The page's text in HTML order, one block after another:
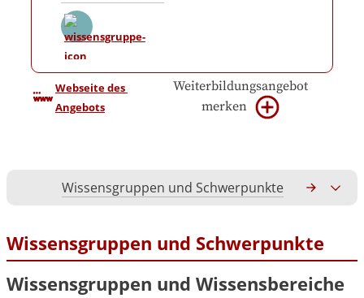
Webseite des
Angebots
Weiterbildungsangebot
merken
Wissensgruppen und Schwerpunkte
Wissensgruppen und Schwerpunkte
Wissensgruppen und Wissensbereiche